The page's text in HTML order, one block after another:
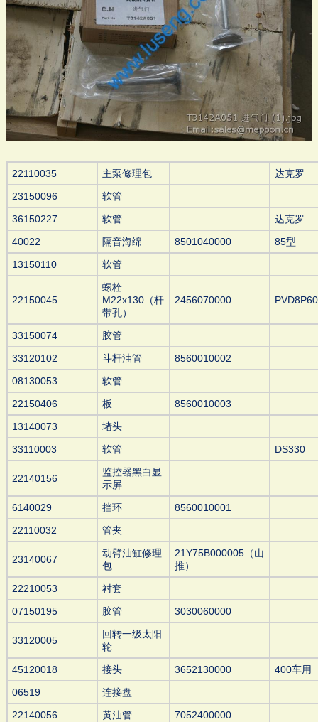
22110035 主泵修理包
达克罗
23150096
软管
36150227
软管
达克罗
40022
隔音海绵 8501040000
85型
13150110
软管
22150045
螺栓
M22x130（杆
带孔）
2456070000
33150074
胶管
33120102
斗杆油管
8560010002
08130053
软管
22150406
板
8560010003
13140073
堵头
33110003
软管 DS330
22140156
监控器黑白显
示屏
6140029
挡环
8560010001
22110032
管夹
23140067
动臂油缸修理
包
21Y75B000005（山
推）
22210053
衬套
07150195
胶管 3030060000
33120005
回转一级太阳
轮
45120018
接头 3652130000
400车用
06519
连接盘
22140056
黄油管
7052400000